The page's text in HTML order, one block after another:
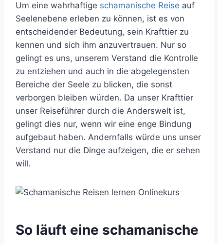
Um eine wahrhaftige schamanische Reise auf
Seelenebene erleben zu können, ist es von
entscheidender Bedeutung, sein Krafttier zu
kennen und sich ihm anzuvertrauen. Nur so
gelingt es uns, unserem Verstand die Kontrolle
zu entziehen und auch in die abgelegensten
Bereiche der Seele zu blicken, die sonst
verborgen bleiben würden. Da unser Krafttier
unser Reiseführer durch die Anderswelt ist,
gelingt dies nur, wenn wir eine enge Bindung
aufgebaut haben. Andernfalls würde uns unser
Verstand nur die Dinge aufzeigen, die er sehen
will.
So läuft eine schamanische